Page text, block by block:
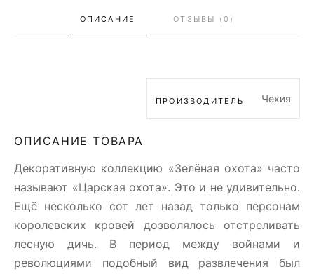
ОПИСАНИЕ ОТЗЫВЫ (0)
ПРОИЗВОДИТЕЛЬ Чехия
ОПИСАНИЕ ТОВАРА
Декоративную коллекцию «Зелёная охота» часто
называют «Царская охота». Это и не удивительно.
Ещё несколько сот лет назад только персонам
королевских кровей дозволялось отстреливать
лесную дичь. В период между войнами и
революциями подобный вид развлечения был